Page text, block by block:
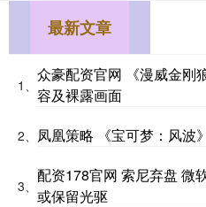
最新文章
1、
众豪配资官网 《漫威金刚
容及裸露画面
2、 凤凰策略 《宝可梦：风波
3、
配资178官网 索尼弃盘 微
或保留光驱